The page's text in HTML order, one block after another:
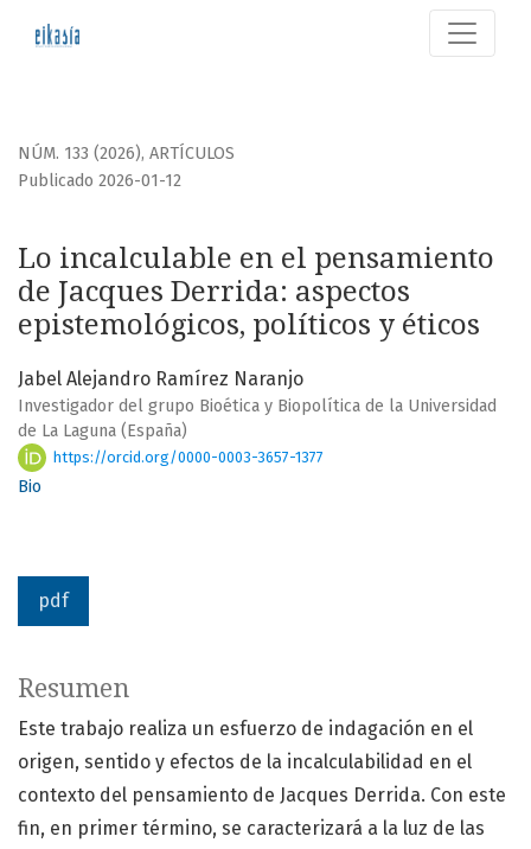
Lo incalculable en el pensamiento de Jacques Derrida
NÚM. 133 (2026), ARTÍCULOS
Lo incalculable en el pensamiento
de Jacques Derrida: aspectos
epistemológicos, políticos y éticos
Publicado 2026-01-12
Jabel Alejandro Ramírez Naranjo
Investigador del grupo Bioética y Biopolítica de la Universidad
de La Laguna (España)
https://orcid.org/0000-0003-3657-1377
Bio
pdf
Resumen
Este trabajo realiza un esfuerzo de indagación en el
origen, sentido y efectos de la incalculabilidad en el
contexto del pensamiento de Jacques Derrida. Con este
fin, en primer término, se caracterizará a la luz de las